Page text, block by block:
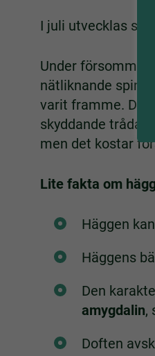
I juli utvecklas
Under
nätliknande spinn.
varit framme. De
skyddande
men det kostar
Lite fakta om
Häggen
Häggens
Den
amygdalin,
Doften